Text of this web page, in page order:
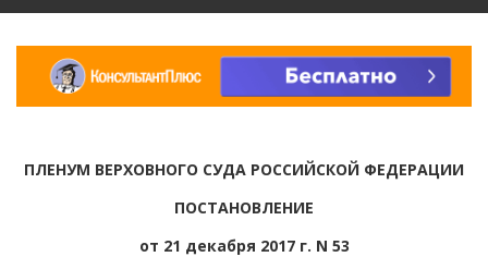
ПЛЕНУМ ВЕРХОВНОГО СУДА РОССИЙСКОЙ ФЕДЕРАЦИИ
ПОСТАНОВЛЕНИЕ
от 21 декабря 2017 г. N 53